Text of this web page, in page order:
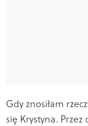
Gdy znosiłam
się Krystyna. Przez